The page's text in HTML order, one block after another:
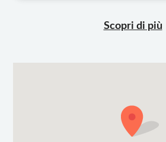
Scopri di più